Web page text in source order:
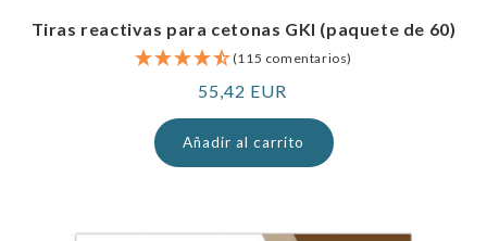
Tiras reactivas para cetonas GKI (paquete de 60)
(115 comentarios)
Precio
normal
55,42 EUR
Añadir al carrito